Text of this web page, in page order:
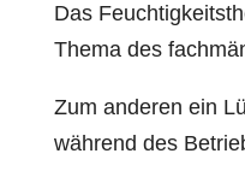
Das
Thema des
Zum anderen ein
während des